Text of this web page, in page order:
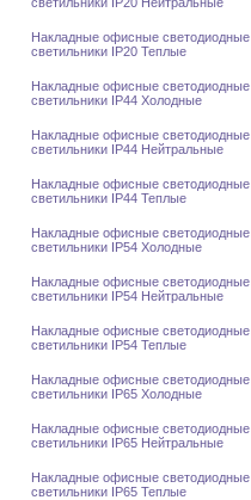
Накладные офисные светодиодные
светильники IP20 Теплые
Накладные офисные светодиодные
светильники IP44 Холодные
Накладные офисные светодиодные
светильники IP44 Нейтральные
Накладные офисные светодиодные
светильники IP44 Теплые
Накладные офисные светодиодные
светильники IP54 Холодные
Накладные офисные светодиодные
светильники IP54 Нейтральные
Накладные офисные светодиодные
светильники IP54 Теплые
Накладные офисные светодиодные
светильники IP65 Холодные
Накладные офисные светодиодные
светильники IP65 Нейтральные
Накладные офисные светодиодные
светильники IP65 Теплые